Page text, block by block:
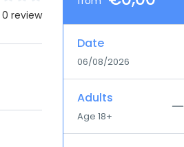
review
Date
06/08/2026
Adults
Age 18+